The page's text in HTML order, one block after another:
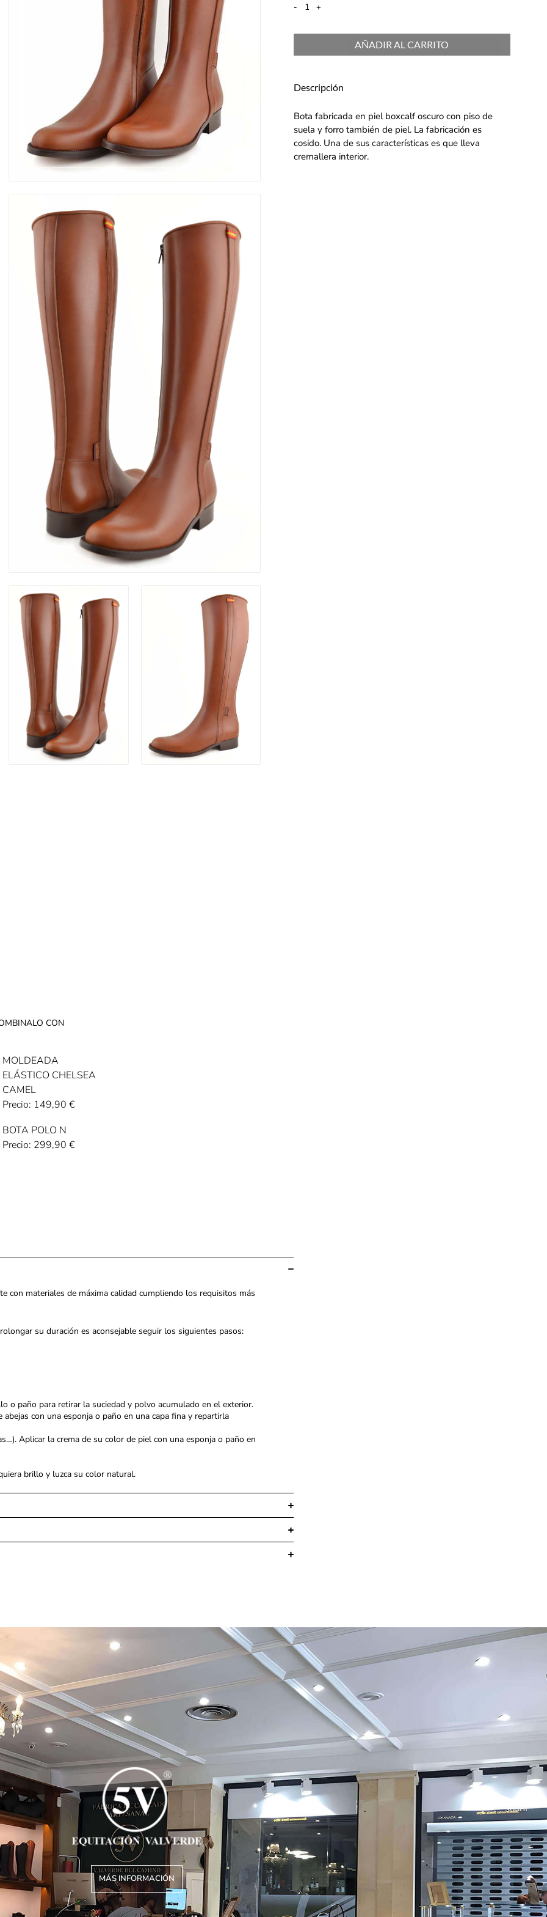
- +
AÑADIR AL CARRITO
Descripción
Bota fabricada en piel boxcalf oscuro con piso de
suela y forro también de piel. La fabricación es
cosido. Una de sus características es que lleva
cremallera interior.
CON
MOLDEADA
ELÁSTICO CHELSEA
CAMEL
Precio: 149,90€
BOTA POLO N
Precio: 299,90€
con materiales de máxima calidad cumpliendo los requisitos más
su duración es aconsejable seguir los siguientes pasos:
o paño para retirar la suciedad y polvo acumulado en el exterior.
con una esponja o paño en una capa fina y repartirla
Aplicar la crema de su color de piel con una esponja o paño en
brillo y luzca su color natural.
MÁS INFORMACIÓN